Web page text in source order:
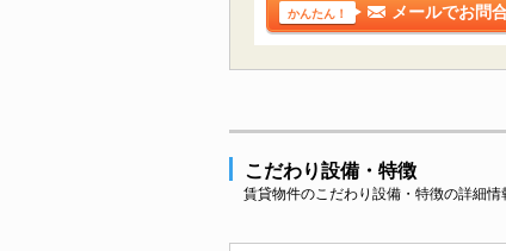
かんたん！ メールでお問
こだわり設備・特徴
賃貸物件のこだわり設備・特徴の詳細情